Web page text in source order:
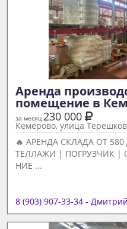
Аренда
помещение в
за месяц 230 000
Кемерово, улица
🔥 АРЕНДА СКЛАДА ОТ
ТЕЛЛАЖИ | ПОГРУЗЧИК |
НИЕ ...
8 (903) 907-33-34 -